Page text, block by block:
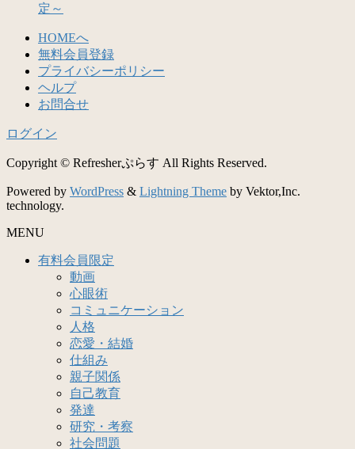
定～
HOMEへ
無料会員登録
プライバシーポリシー
ヘルプ
お問合せ
ログイン
Copyright © Refresherぷらす All Rights Reserved.
Powered by WordPress & Lightning Theme by Vektor,Inc.
technology.
MENU
有料会員限定
動画
心眼術
コミュニケーション
人格
恋愛・結婚
仕組み
親子関係
自己教育
発達
研究・考察
社会問題